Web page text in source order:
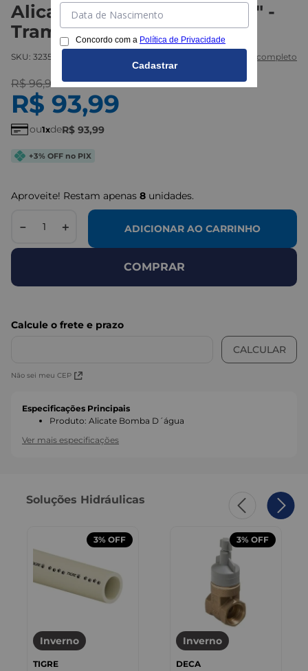
Alicate Bomba D´água 10"" -
Tramontina
SKU: 323570118 Ver descritivo completo
R$ 96,90
R$ 93,99
ou1 deR$ 93,99
+3% OFF no PIX
Aproveite! Restam apenas 8 unidades.
＋
－ ADICIONAR AO CARRINHO
COMPRAR
Não sei meu CEP
Especificações Principais
Produto: Alicate Bomba D´água
Ver mais especificações
Soluções Hidráulicas
3% OFF
Inverno
TIGRE
3% OFF
Inverno
DECA
Concordo com a Política de Privacidade
Cadastrar